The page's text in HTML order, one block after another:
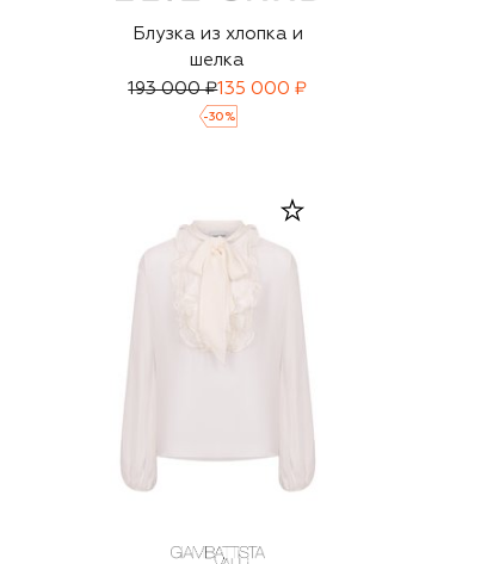
Блузка из хлопка и
шелка
193 000 ₽135 000 ₽
-30 %